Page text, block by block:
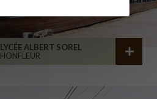
LYCÉE ALBERT SOREL
HONFLEUR